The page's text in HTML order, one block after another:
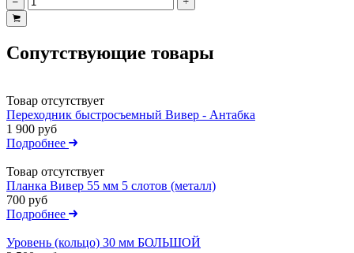
Сопутствующие товары
Товар отсутствует
Переходник быстросъемный Вивер - Антабка
1 900 руб
Подробнее
Товар отсутствует
Планка Вивер 55 мм 5 слотов (металл)
700 руб
Подробнее
Уровень (кольцо) 30 мм БОЛЬШОЙ